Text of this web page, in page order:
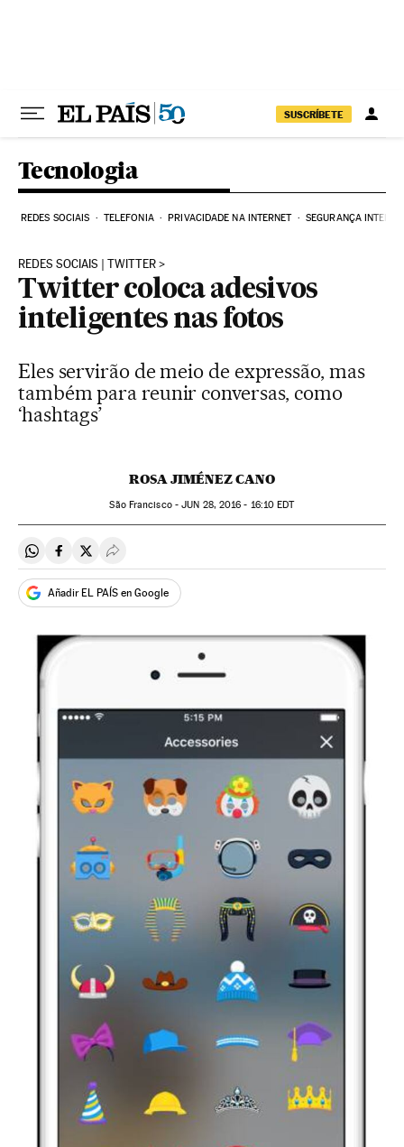
SUSCRÍBETE
Tecnologia
REDES SOCIAIS TELEFONIA PRIVACIDADE NA INTERNET SEGURANÇA
REDES SOCIAIS | TWITTER
Twitter coloca adesivos
inteligentes nas fotos
Eles servirão de meio de expressão, mas
também para reunir conversas, como
‘hashtags’
ROSA JIMÉNEZ CANO
São Francisco -JUN 28, 2016 - 16:10 EDT
Compartir en Whatsapp
Compartir en Facebook
Compartir en Twitter
Desplegar Redes Sociales
Añadir EL PAÍS en Google